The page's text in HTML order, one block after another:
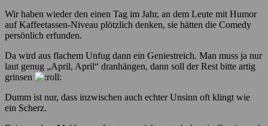
Wir haben wieder den einen Tag im Jahr, an dem Leute mit Humor
auf Kaffeetassen-Niveau plötzlich denken, sie hätten die Comedy
persönlich erfunden.
Da wird aus flachem Unfug dann ein Geniestreich. Man muss ja nur
laut genug „April, April“ dranhängen, dann soll der Rest bitte artig
grinsen
Dumm ist nur, dass inzwischen auch echter Unsinn oft klingt wie
ein Scherz.